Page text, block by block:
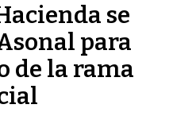
se
para
de la rama